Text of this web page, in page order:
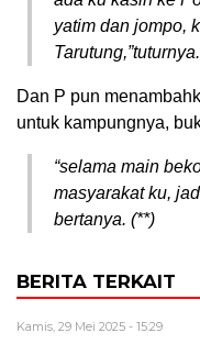
yatim dan jompo,
Tarutung,”tuturnya.
Dan P pun
untuk kampungnya,
“selama main
masyarakat ku,
bertanya. (**)
BERITA TERKAIT
Kamis, 29 Mei 2025 - 15:29